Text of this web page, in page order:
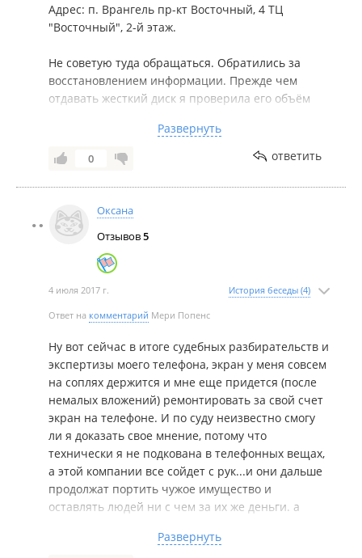
Адрес: п. Врангель пр-кт Восточный, 4 ТЦ
"Восточный", 2-й этаж.
Не советую туда обращаться. Обратились за
восстановлением информации. Прежде чем
отдавать жесткий диск я проверила его объём
съемного жесткого диска было видно, что
жесткий диск почти весь был занят, свободного
места было немного. Вернули нам жесткий диск в
итоге с 25 ГБ. Общий объём жесткого диска всего
465 ГБ. Куда делось остальное не объяснили,
оскорбили, моего мужа назвали кроликом и
зайкой и в трубку посмеялись. Вот так. Я
готовила материал для своей Книги, фото с
огнями - огненная лошадь, цветки и т.д. Хорошо,
что хоть успела фотографии распечатать. Я
подозреваю, что мои данные они оставили себе,
Почему удаляете мой отзыв? Стыдно? Верните то,
что взяли. Это моё!!! Я всем расскажу. И у меня
много доказательств того, что это мои
фотографии (ангелы, лошади, цветы и т.д.) У меня
есть свидетели, которые видели, что я готовлю
для своей книги, в том числе их видел батюшка
Лев, я ему самому первому показала. Он
подтвердит, что это моё! Верните! И у меня на
почте сохранились отправленные мои
моим фотоаппаратом были сделаны эти снимки.
Развернуть
0 ответить
Оксана
Отзывов5
4 июля 2017 г. История беседы (4)
Ответ на комментарий Мери Попенс
Ну вот сейчас в итоге судебных разбирательств и
экспертизы моего телефона, экран у меня совсем
на соплях держится и мне еще придется (после
немалых вложений) ремонтировать за свой счет
экран на телефоне. И по суду неизвестно смогу
ли я доказать свое мнение, потому что
технически я не подкована в телефонных вещах,
а этой компании все сойдет с рук...и они дальше
продолжат портить чужое имущество и
оставлять людей ни с чем за их же деньги. а
месяц почти лапшу на уши вешали, на телефон
Развернуть